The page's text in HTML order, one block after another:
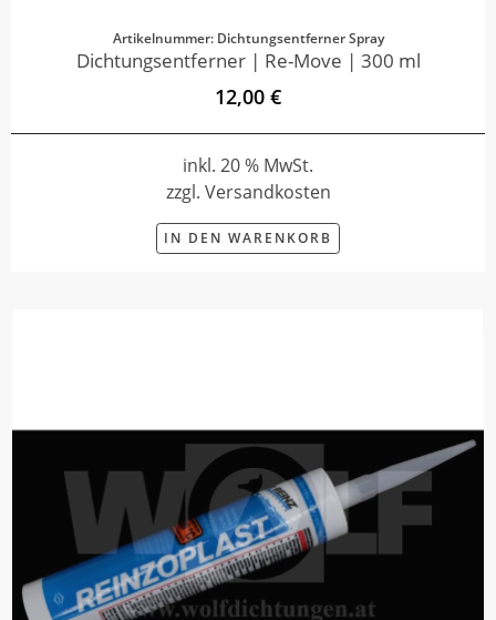
Artikelnummer: Dichtungsentferner Spray
Dichtungsentferner | Re-Move | 300 ml
12,00 €
inkl. 20 % MwSt.
zzgl. Versandkosten
IN DEN WARENKORB